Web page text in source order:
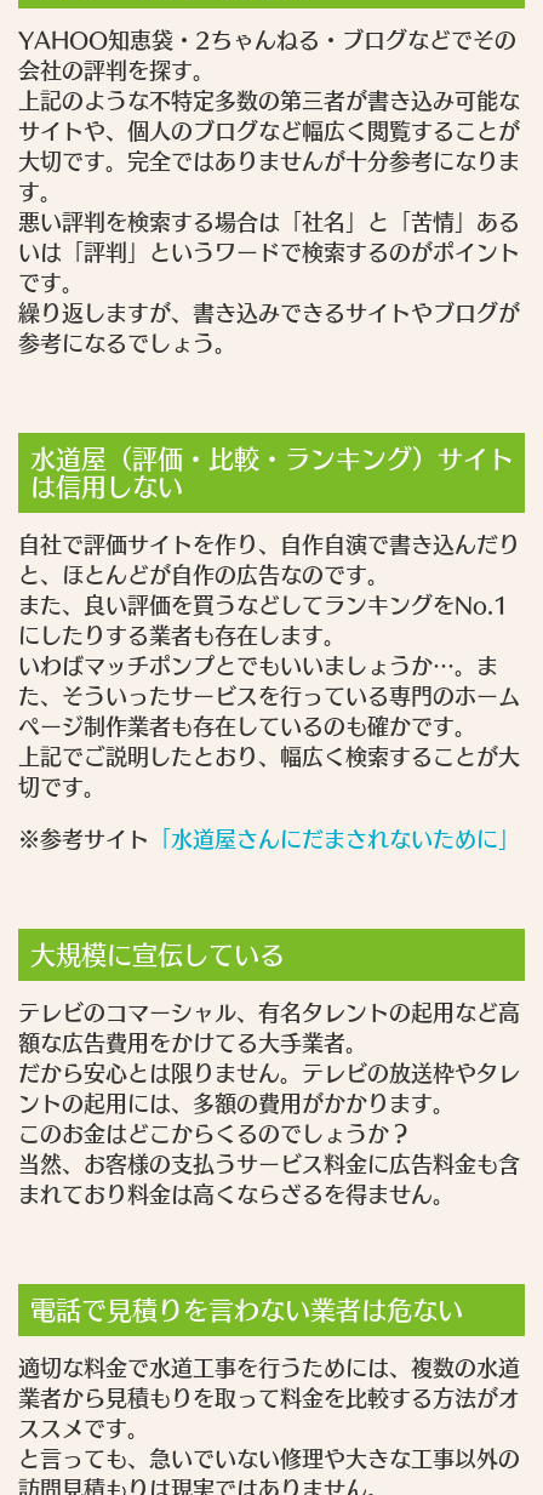
YAHOO知恵袋・2ちゃんねる・ブログなどでその
会社の評判を探す。
上記のような不特定多数の第三者が書き込み可能な
サイトや、個人のブログなど幅広く閲覧することが
大切です。完全ではありませんが十分参考になりま
す。
悪い評判を検索する場合は「社名」と「苦情」ある
いは「評判」というワードで検索するのがポイント
です。
繰り返しますが、書き込みできるサイトやブログが
参考になるでしょう。
水道屋（評価・比較・ランキング）サイト
は信用しない
自社で評価サイトを作り、自作自演で書き込んだり
と、ほとんどが自作の広告なのです。
また、良い評価を買うなどしてランキングをNo.1
にしたりする業者も存在します。
いわばマッチポンプとでもいいましょうか…。ま
た、そういったサービスを行っている専門のホーム
ページ制作業者も存在しているのも確かです。
上記でご説明したとおり、幅広く検索することが大
切です。
※参考サイト 「水道屋さんにだまされないために」
大規模に宣伝している
テレビのコマーシャル、有名タレントの起用など高
額な広告費用をかけてる大手業者。
だから安心とは限りません。テレビの放送枠やタレ
ントの起用には、多額の費用がかかります。
このお金はどこからくるのでしょうか？
当然、お客様の支払うサービス料金に広告料金も含
まれており料金は高くならざるを得ません。
電話で見積りを言わない業者は危ない
適切な料金で水道工事を行うためには、複数の水道
業者から見積もりを取って料金を比較する方法がオ
ススメです。
と言っても、急いでいない修理や大きな工事以外の
訪問見積もりは現実ではありません。